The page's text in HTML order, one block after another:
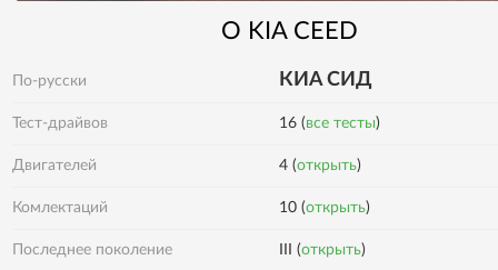
О KIA CEED
По-русски КИА СИД
Тест-драйвов 16 (все тесты)
Двигателей 4 (открыть)
Комлектаций 10 (открыть)
Последнее поколение III (открыть)